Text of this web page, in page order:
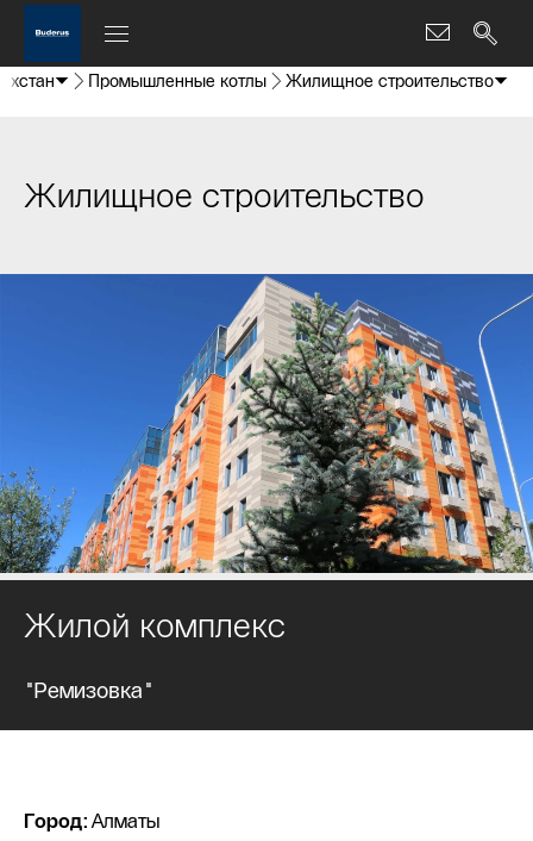
Промышленные котлы Жилищное строительство
Жилищное строительство
Жилой комплекс
"Ремизовка"
Город:Алматы